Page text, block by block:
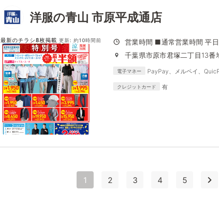
洋服の青山 市原平成通店
最新のチラシ8枚掲載 更新: 約10時間前
営業時間 ■通常営業時間 平
千葉県市原市君塚二丁目13番
電子マネー PayPay、メルペイ、
クレジットカード 有
1 2 3 4 5